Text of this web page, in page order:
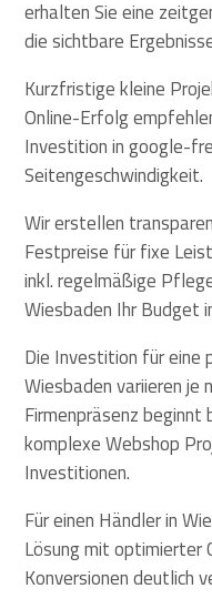
erhalten Sie eine
die sichtbare
Kurzfristige kleine
Online-Erfolg
Investition in google-
Seitengeschwindigkeit.
Wir erstellen
Festpreise für fixe
inkl. regelmäßige
Wiesbaden Ihr Budget
Die Investition für eine
Wiesbaden variieren je
Firmenpräsenz beginnt
komplexe Webshop
Investitionen.
Für einen Händler in
Lösung mit
Konversionen deutlich